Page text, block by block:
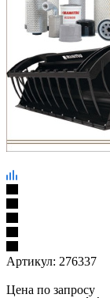
Артикул: 276337
Цена по запросу